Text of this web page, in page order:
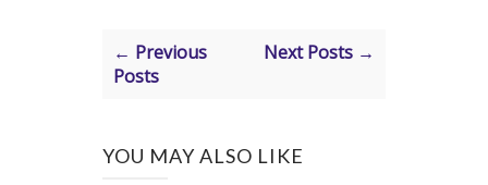
← Previous
Posts
Next Posts →
YOU MAY ALSO LIKE